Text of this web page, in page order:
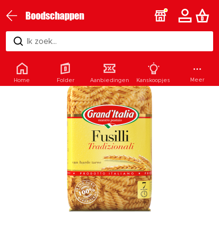
Boodschappen
Ik zoek...
Home Folder Aanbiedingen Kanskoopjes Meer